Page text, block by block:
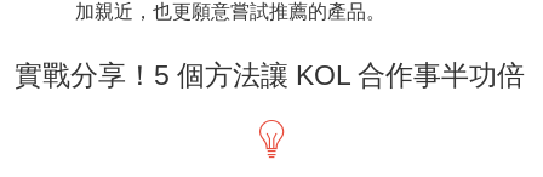
加親近，也更願意嘗試推薦的產品。
實戰分享！5 個方法讓 KOL 合作事半功倍